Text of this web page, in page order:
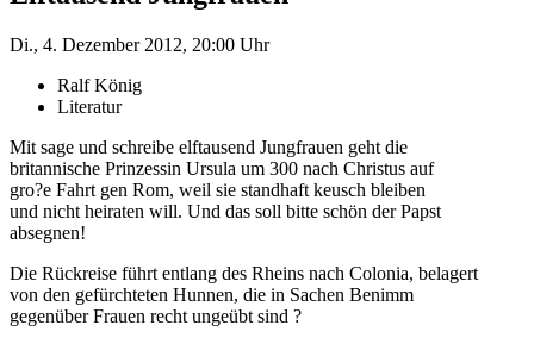
Di., 4. Dezember 2012, 20:00 Uhr
Ralf König
Literatur
Mit sage und schreibe elftausend Jungfrauen geht die
britannische Prinzessin Ursula um 300 nach Christus auf
gro?e Fahrt gen Rom, weil sie standhaft keusch bleiben
und nicht heiraten will. Und das soll bitte schön der Papst
absegnen!
Die Rückreise führt entlang des Rheins nach Colonia, belagert
von den gefürchteten Hunnen, die in Sachen Benimm
gegenüber Frauen recht ungeübt sind ?